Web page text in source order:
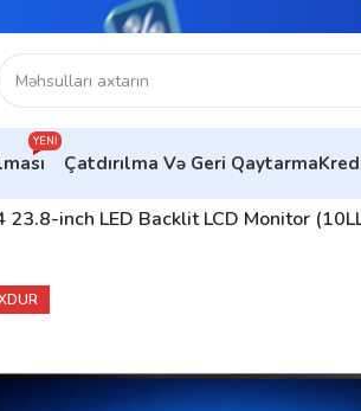
YENI
Çatdırılma Və Geri Qaytarma
inch LED Backlit LCD Monitor